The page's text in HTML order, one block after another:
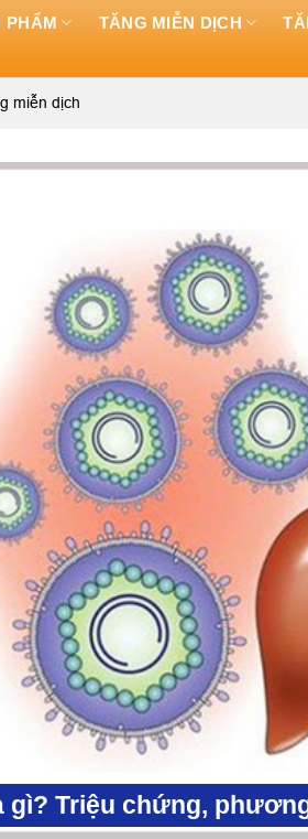
PHẨM TĂNG MIỄN DỊCH
miễn dịch
gì? Triệu chứng,